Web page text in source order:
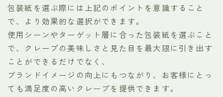
包装紙を選ぶ際には上記のポイントを意識すること
で、より効果的な選択ができます。
使用シーンやターゲット層に合った包装紙を選ぶこと
で、クレープの美味しさと見た目を最大限に引き出す
ことができるだけでなく、
ブランドイメージの向上にもつながり、お客様にとっ
ても満足度の高いクレープを提供できます。